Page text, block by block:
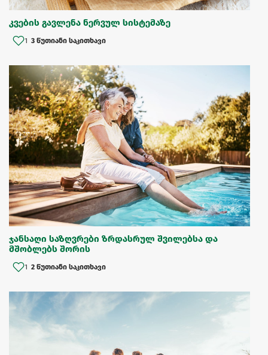
კვების გავლენა ნერვულ სისტემაზე
1 3 წუთიანი საკითხავი
ჯანსაღი საზღვრები ზრდასრულ შვილებსა და
მშობლებს შორის
1 2 წუთიანი საკითხავი